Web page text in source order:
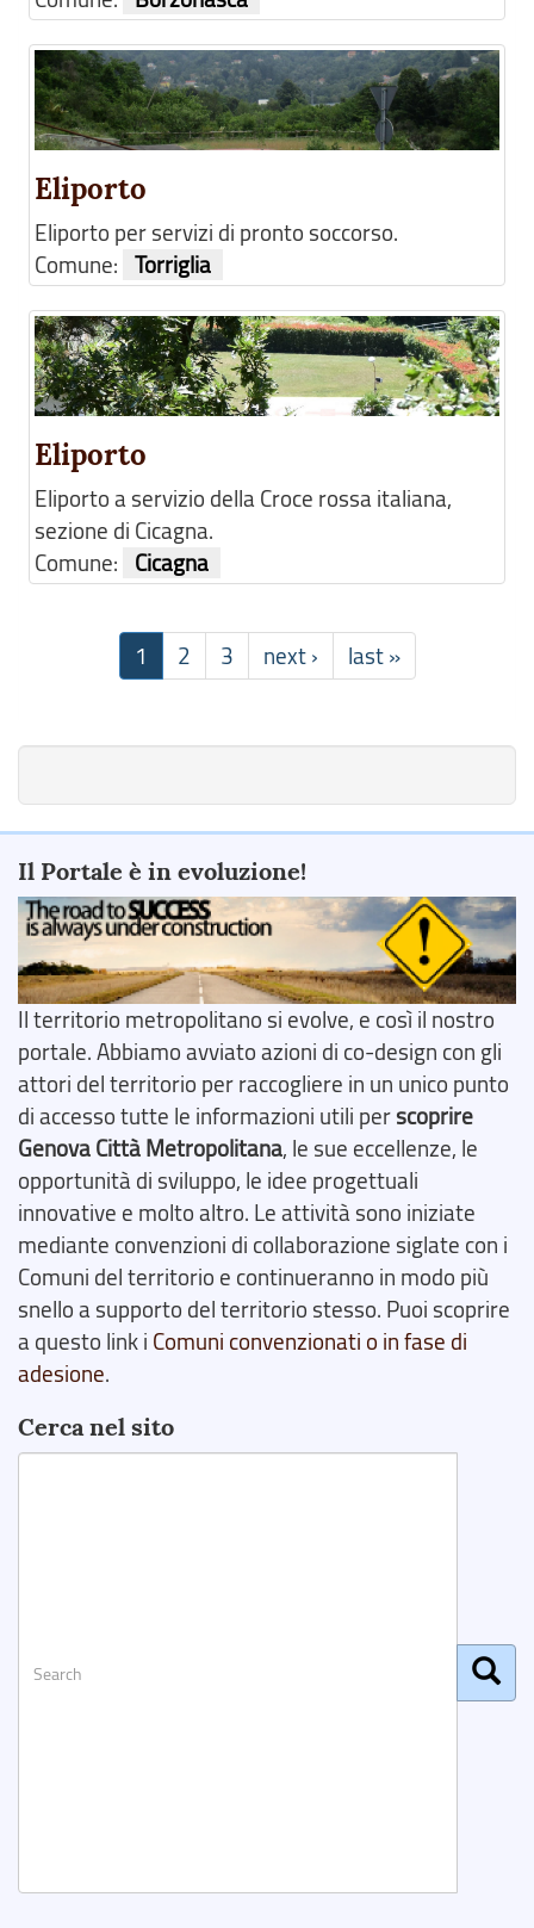
Eliporto
Eliporto per servizi di pronto soccorso.
Comune: Torriglia
Eliporto
Eliporto a servizio della Croce rossa italiana,
sezione di Cicagna.
Comune:
Cicagna
1 2 3 next › last »
Il Portale è in evoluzione!
Il territorio metropolitano si evolve, e così il nostro
portale. Abbiamo avviato azioni di co-design con gli
attori del territorio per raccogliere in un unico punto
di accesso tutte le informazioni utili perscoprire
Genova Città Metropolitana, le sue eccellenze, le
opportunità di sviluppo, le idee progettuali
innovative e molto altro. Le attività sono iniziate
mediante convenzioni di collaborazione siglate con i
Comuni del territorio e continueranno in modo più
snello a supporto del territorio stesso. Puoi scoprire
a questo link i Comuni convenzionati o in fase di
adesione.
Cerca nel sito